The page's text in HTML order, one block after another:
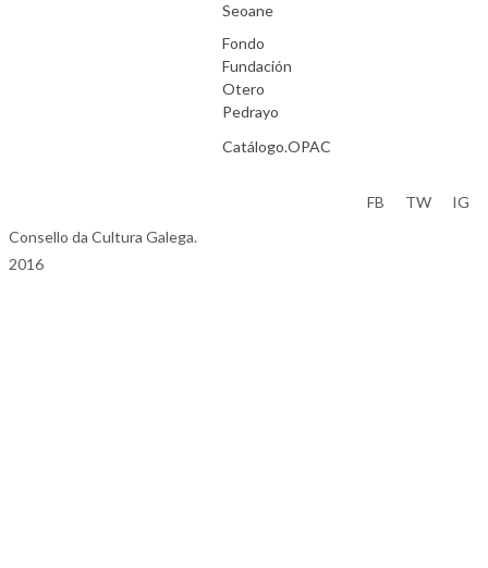
Seoane
Fondo
Fundación
Otero
Pedrayo
Catálogo.OPAC
Consello da Cultura Galega.
2016
FB TW IG